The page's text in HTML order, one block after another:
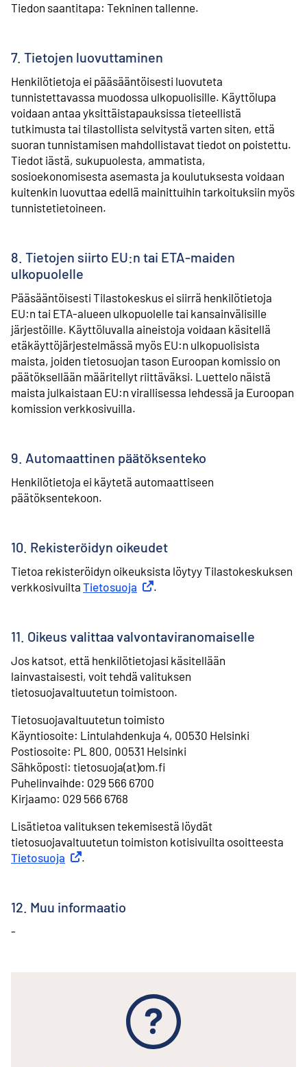
Tiedon saantitapa: Tekninen tallenne.
7. Tietojen luovuttaminen
Henkilötietoja ei pääsääntöisesti luovuteta
tunnistettavassa muodossa ulkopuolisille. Käyttölupa
voidaan antaa yksittäistapauksissa tieteellistä
tutkimusta tai tilastollista selvitystä varten siten, että
suoran tunnistamisen mahdollistavat tiedot on poistettu.
Tiedot iästä, sukupuolesta, ammatista,
sosioekonomisesta asemasta ja koulutuksesta voidaan
kuitenkin luovuttaa edellä mainittuihin tarkoituksiin myös
tunnistetietoineen.
8. Tietojen siirto EU:n tai ETA-maiden
ulkopuolelle
Pääsääntöisesti Tilastokeskus ei siirrä henkilötietoja
EU:n tai ETA-alueen ulkopuolelle tai kansainvälisille
järjestöille. Käyttöluvalla aineistoja voidaan käsitellä
etäkäyttöjärjestelmässä myös EU:n ulkopuolisista
maista, joiden tietosuojan tason Euroopan komissio on
päätöksellään määritellyt riittäväksi. Luettelo näistä
maista julkaistaan EU:n virallisessa lehdessä ja Euroopan
komission verkkosivuilla.
9. Automaattinen päätöksenteko
Henkilötietoja ei käytetä automaattiseen
päätöksentekoon.
10. Rekisteröidyn oikeudet
Tietoa rekisteröidyn oikeuksista löytyy Tilastokeskuksen
verkkosivuilta Tietosuoja Ulkoinen linkki
.
11. Oikeus valittaa valvontaviranomaiselle
Jos katsot, että henkilötietojasi käsitellään
lainvastaisesti, voit tehdä valituksen
tietosuojavaltuutetun toimistoon.
Tietosuojavaltuutetun toimisto
⁠Käyntiosoite: Lintulahdenkuja 4, 00530 Helsinki
⁠Postiosoite: PL 800, 00531 Helsinki
⁠Sähköposti: tietosuoja(at)om.fi
⁠Puhelinvaihde: 029 566 6700
⁠Kirjaamo: 029 566 6768
Lisätietoa valituksen tekemisestä löydät
tietosuojavaltuutetun toimiston kotisivuilta osoitteesta
Tietosuoja Ulkoinen linkki
.
12. Muu informaatio
-